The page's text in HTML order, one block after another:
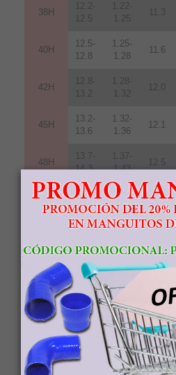
38H
12.2-
12.5
1.22-
1.25
11.3
40H
12.5-
12.8
1.25-
1.28
11.6
42H
12.8-
13.2
1.28-
1.32
12 0
45H
13.2-
13.6
1.32-
1.36
12.1
48H
13.7-
14.3
1.37-
1.43
12.5
35SH
11.7-
12.2
1.17-
1.22
11.0
12.2-
12.5
1.22-
1.25
40SH
12.5-
12.8
1.24-
42SH
12.8-
13.2
1.289-
1.32
12.4
45SH
13.2-
13.8
1.32-
1.38
12.6